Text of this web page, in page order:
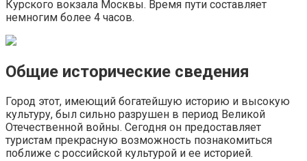
Курского вокзала Москвы. Время пути составляет
немногим более 4 часов.
Общие исторические сведения
Город этот, имеющий богатейшую историю и высокую
культуру, был сильно разрушен в период Великой
Отечественной войны. Сегодня он предоставляет
туристам прекрасную возможность познакомиться
поближе с российской культурой и ее историей.